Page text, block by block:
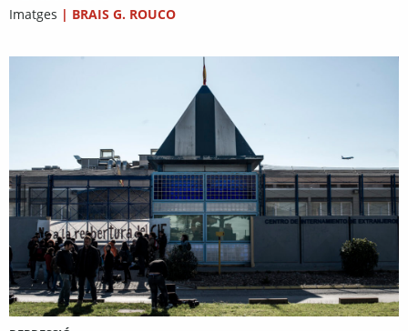
Imatges | BRAIS G. ROUCO